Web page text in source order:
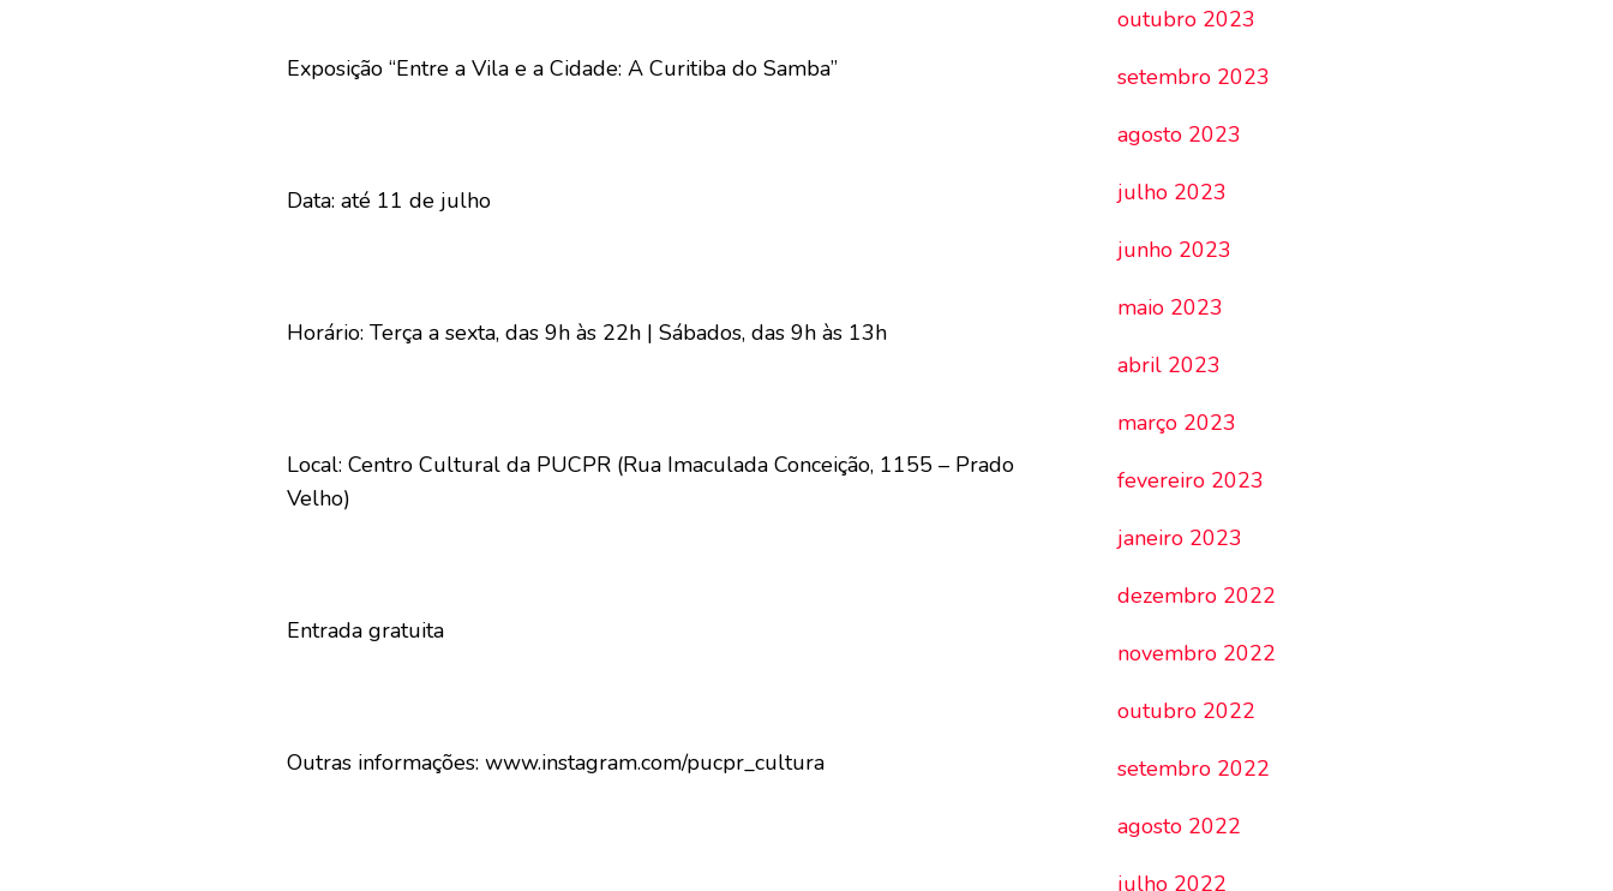
Exposição “Entre a Vila e a Cidade: A Curitiba do Samba”
Data: até 11 de julho
Horário: Terça a sexta, das 9h às 22h | Sábados, das 9h às 13h
Local: Centro Cultural da PUCPR (Rua Imaculada Conceição, 1155 – Prado
Velho)
Entrada gratuita
Outras informações: www.instagram.com/pucpr_cultura
outubro 2023
setembro 2023
agosto 2023
julho 2023
junho 2023
maio 2023
abril 2023
março 2023
fevereiro 2023
janeiro 2023
dezembro 2022
novembro 2022
outubro 2022
setembro 2022
agosto 2022
julho 2022